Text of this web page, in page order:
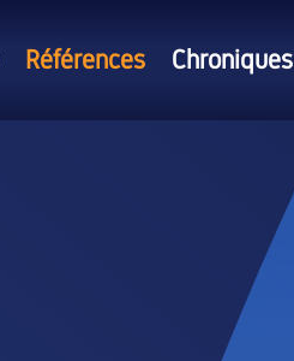
Références Chroniques